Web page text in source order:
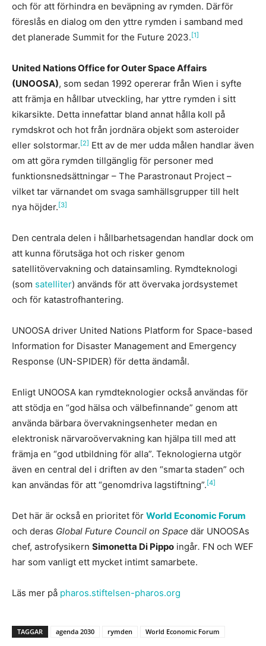
och för att förhindra en beväpning av rymden. Därför
föreslås en dialog om den yttre rymden i samband med
det planerade Summit for the Future 2023.[1]
United Nations Office for Outer Space Affairs
(UNOOSA), som sedan 1992 opererar från Wien i syfte
att främja en hållbar utveckling, har yttre rymden i sitt
kikarsikte. Detta innefattar bland annat hålla koll på
rymdskrot och hot från jordnära objekt som asteroider
eller solstormar.[2] Ett av de mer udda målen handlar även
om att göra rymden tillgänglig för personer med
funktionsnedsättningar – The Parastronaut Project –
vilket tar värnandet om svaga samhällsgrupper till helt
nya höjder.[3]
Den centrala delen i hållbarhetsagendan handlar dock om
att kunna förutsäga hot och risker genom
satellitövervakning och datainsamling. Rymdteknologi
(som satelliter) används för att övervaka jordsystemet
och för katastrofhantering.
UNOOSA driver United Nations Platform for Space-based
Information for Disaster Management and Emergency
Response (UN-SPIDER) för detta ändamål.
Enligt UNOOSA kan rymdteknologier också användas för
att stödja en “god hälsa och välbefinnande” genom att
använda bärbara övervakningsenheter medan en
elektronisk närvaroövervakning kan hjälpa till med att
främja en “god utbildning för alla”. Teknologierna utgör
även en central del i driften av den “smarta staden” och
kan användas för att “genomdriva lagstiftning”.[4]
Det här är också en prioritet för World Economic Forum
och deras Global Future Council on Space där UNOOSAs
chef, astrofysikern Simonetta Di Pippo ingår. FN och WEF
har som vanligt ett mycket intimt samarbete.
Läs mer på pharos.stiftelsen-pharos.org
TAGGAR agenda 2030 rymden World Economic Forum